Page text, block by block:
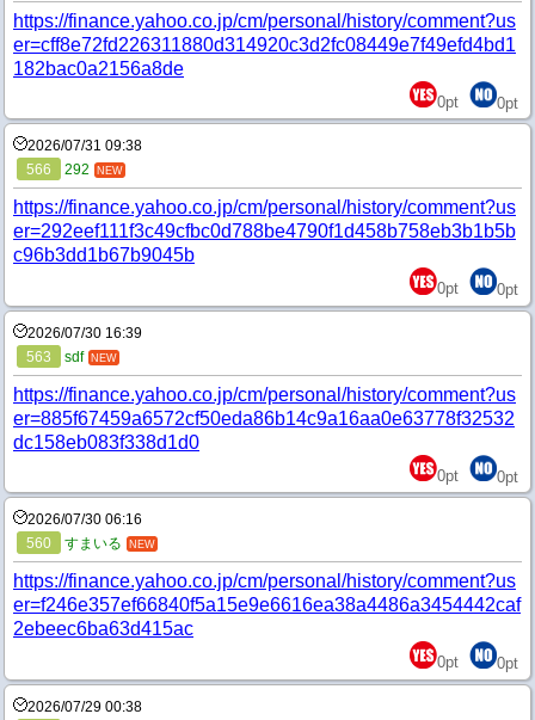
https://finance.yahoo.co.jp/cm/personal/history/comment?us
er=cff8e72fd226311880d314920c3d2fc08449e7f49efd4bd1
182bac0a2156a8de
0pt 0pt
2026/07/31 09:38
566
292 NEW
https://finance.yahoo.co.jp/cm/personal/history/comment?us
er=292eef111f3c49cfbc0d788be4790f1d458b758eb3b1b5b
c96b3dd1b67b9045b
0pt 0pt
2026/07/30 16:39
563
sdf NEW
https://finance.yahoo.co.jp/cm/personal/history/comment?us
er=885f67459a6572cf50eda86b14c9a16aa0e63778f32532
dc158eb083f338d1d0
0pt 0pt
2026/07/30 06:16
560
すまいる NEW
https://finance.yahoo.co.jp/cm/personal/history/comment?us
er=f246e357ef66840f5a15e9e6616ea38a4486a3454442caf
2ebeec6ba63d415ac
0pt 0pt
2026/07/29 00:38